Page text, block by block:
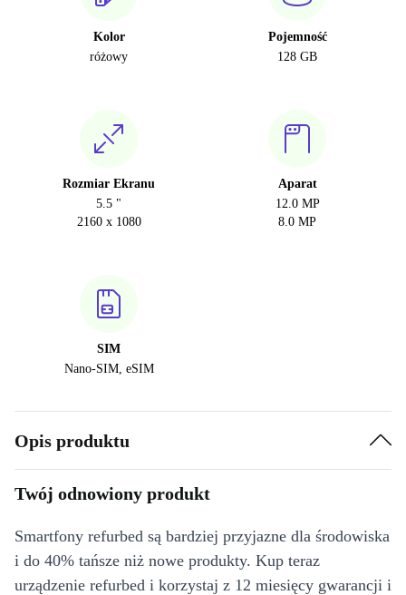
Kolor
różowy
Pojemność
128 GB
Rozmiar Ekranu
5.5 "
2160 x 1080
Aparat
12.0 MP
8.0 MP
SIM
Nano-SIM, eSIM
Opis produktu
Twój odnowiony produkt
Smartfony refurbed są bardziej przyjazne dla środowiska
i do 40% tańsze niż nowe produkty. Kup teraz
urządzenie refurbed i korzystaj z 12 miesięcy gwarancji i